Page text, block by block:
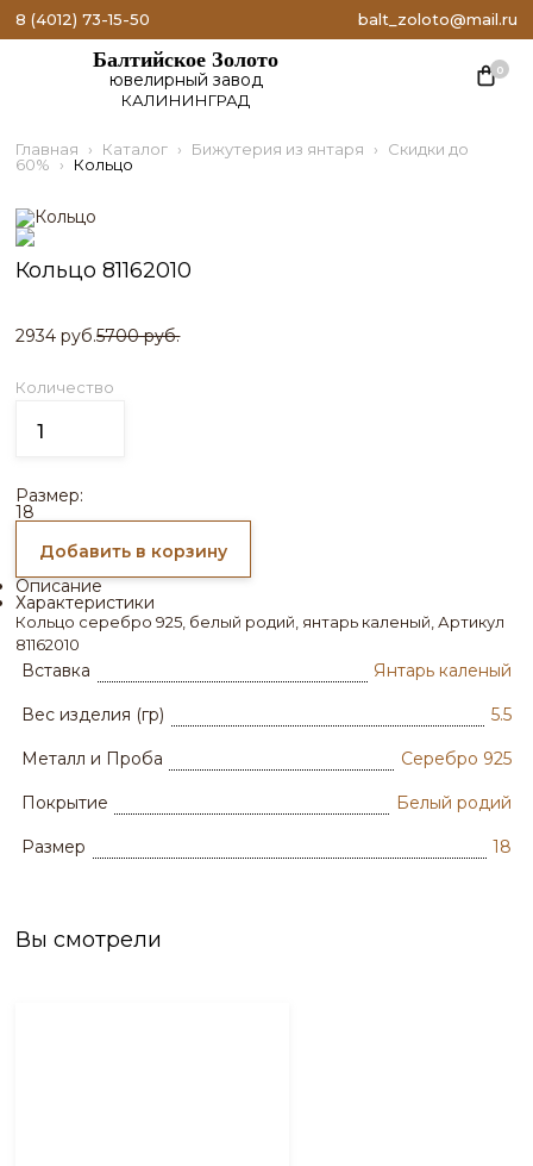
8 (4012) 73-15-50 balt_zoloto@mail.ru
0
Балтийское Золото
ювелирный завод
КАЛИНИНГРАД
Главная Каталог Бижутерия из янтаря
Скидки до
60%
Кольцо
Кольцо 81162010
2934 руб.5700 руб.
Количество
Размер:
18
Добавить в корзину
Описание
Характеристики
Кольцо серебро 925, белый родий, янтарь каленый, Артикул
81162010
Вставка Янтарь каленый
Вес изделия (гр) 5.5
Металл и Проба Серебро 925
Покрытие Белый родий
Размер 18
Вы смотрели